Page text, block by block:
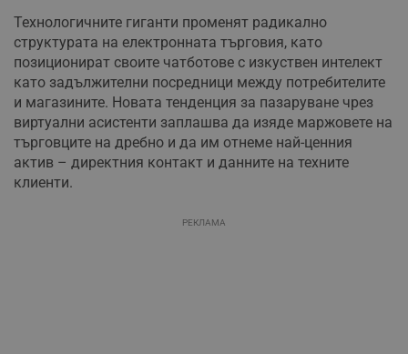
Технологичните гиганти променят радикално
структурата на електронната търговия, като
позиционират своите чатботове с изкуствен интелект
като задължителни посредници между потребителите
и магазините. Новата тенденция за пазаруване чрез
виртуални асистенти заплашва да изяде маржовете на
търговците на дребно и да им отнеме най-ценния
актив – директния контакт и данните на техните
клиенти.
РЕКЛАМА